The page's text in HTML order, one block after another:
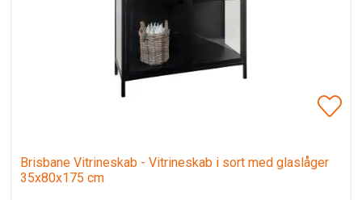
Brisbane Vitrineskab - Vitrineskab i sort med glaslåger
35x80x175 cm